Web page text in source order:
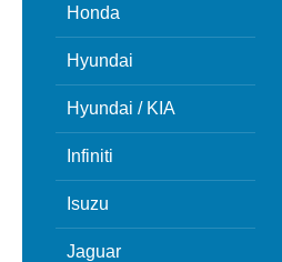
Honda
Hyundai
Hyundai / KIA
Infiniti
Isuzu
Jaguar